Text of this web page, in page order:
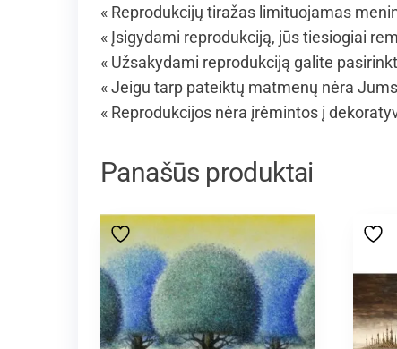
« Reprodukcijų tiražas limituojamas
« Įsigydami reprodukciją, jūs tiesiogiai
« Užsakydami reprodukciją galite
« Jeigu tarp pateiktų matmenų nėra
« Reprodukcijos nėra įrėmintos į
Panašūs produktai